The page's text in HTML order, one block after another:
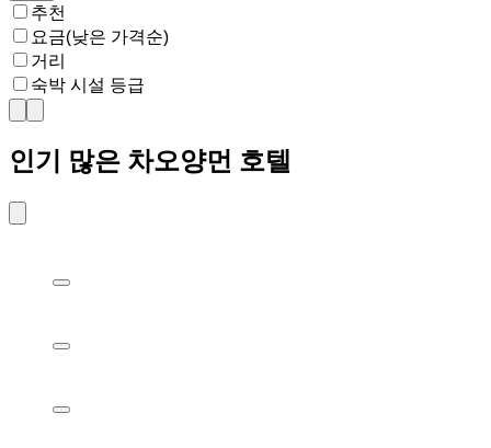
추천
요금(낮은 가격순)
거리
숙박 시설 등급
인기 많은 차오양먼 호텔